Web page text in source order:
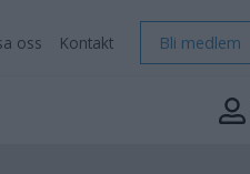
oss Kontakt Bli medlem